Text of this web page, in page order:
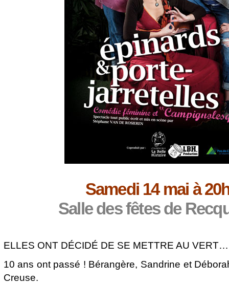
Samedi 14 mai à
Salle des fêtes de
ELLES ONT DÉCIDÉ DE SE METTRE AU VERT…
10 ans ont passé ! Bérangère, Sandrine et
Creuse.